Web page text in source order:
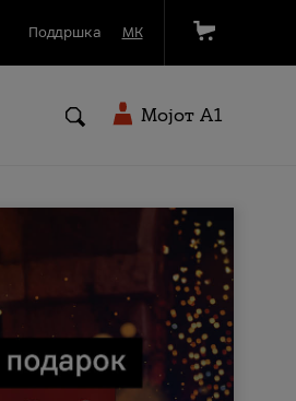
Поддршка МК
Мојот A1